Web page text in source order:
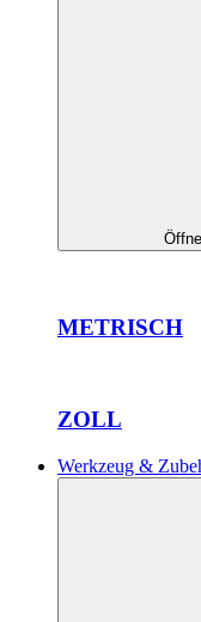
METRISCH
ZOLL
Werkzeug &